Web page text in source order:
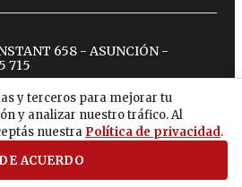
y terceros para mejorar tu
y analizar nuestro tráfico. Al
nuestra Política de privacidad.
DE ACUERDO
658 - ASUNCIÓN -
715
tiktokyoutubespotify